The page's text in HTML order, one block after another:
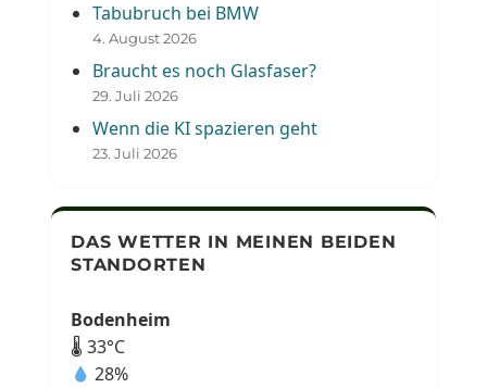
Tabubruch bei BMW
4. August 2026
Braucht es noch Glasfaser?
29. Juli 2026
Wenn die KI spazieren geht
23. Juli 2026
DAS WETTER IN MEINEN BEIDEN
STANDORTEN
Bodenheim
🌡 33°C
28%